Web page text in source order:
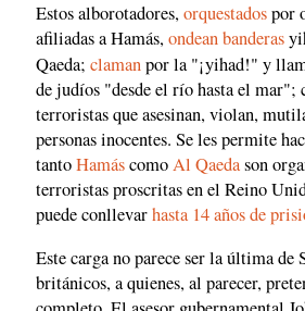
Estos alborotadores,orquestadospor
afiliadas a Hamás,ondeanbanderas
Qaeda; clamanpor la "¡yihad!" y
de judíos "desde el río hasta el mar";
terroristas que asesinan, violan,
personas inocentes. Se les permite
tantoHamáscomoAl Qaedason
terroristas proscritas en el Reino
puede conllevarhasta 14 años de
Este carga no parece ser la última de
británicos, a quienes, al parecer,